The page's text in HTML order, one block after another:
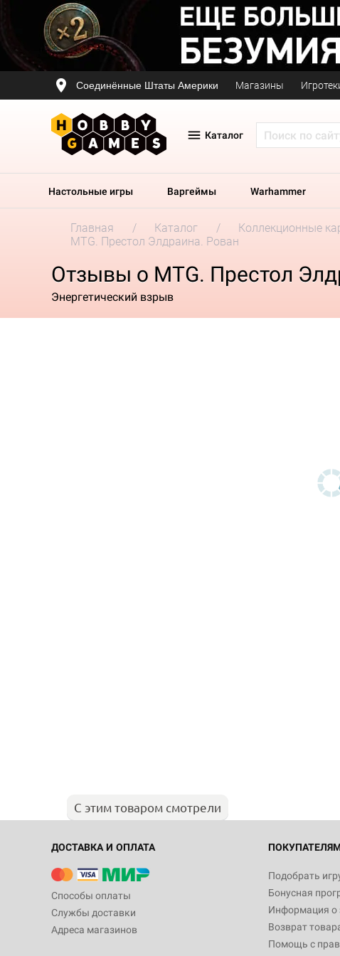
Соединённые Штаты Америки Магазины
Каталог
Настольные игры Варгеймы Warhammer
Главная Каталог Коллекционные
MTG. Престол Элдраина. Рован
Отзывы о MTG. Престол
Энергетический взрыв
С этим товаром смотрели
ДОСТАВКА И ОПЛАТА
Способы оплаты
Службы доставки
Адреса магазинов
Подобрать
Бонусная
Информация о
Возврат
Помощь с